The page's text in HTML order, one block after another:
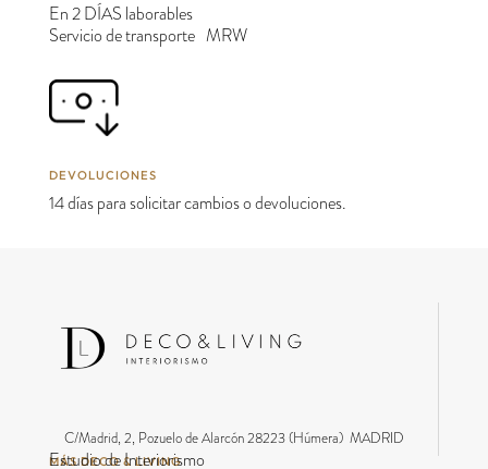
En 2 DÍAS laborables
Servicio de transporte MRW
DEVOLUCIONES
14 días para solicitar cambios o devoluciones.
C/Madrid, 2, Pozuelo de Alarcón 28223 (Húmera) MADRID
MÁS DECO & LIVING
Estudio de Interiorismo